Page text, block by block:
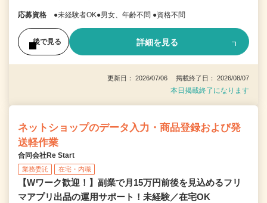
応募資格 ●未経験者OK●男女、年齢不問 ●資格不問
後で見る 詳細を見る
更新日： 2026/07/06 掲載終了日： 2026/08/07
本日掲載終了になります
ネットショップのデータ入力・商品登録および発
送軽作業
合同会社Re Start
業務委託 在宅・内職
【Wワーク歓迎！】副業で月15万円前後を見込めるフリ
マアプリ出品の運用サポート！未経験／在宅OK